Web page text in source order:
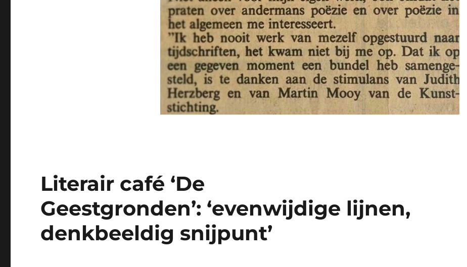
Literair café ‘De
Geestgronden’: ‘evenwijdige lijnen,
denkbeeldig snijpunt’